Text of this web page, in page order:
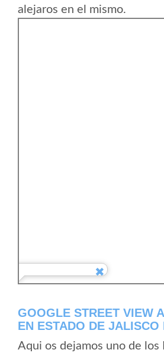
alejaros en el mismo.
GOOGLE STREET VIEW
EN ESTADO DE JALISCO
Aqui os dejamos uno de los